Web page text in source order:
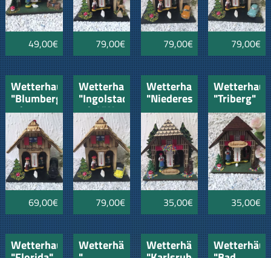
49,00€ 79,00€ 79,00€ 79,00€
Wetterhaus
"Blumberg"
mit
Dampflok
69,00€
Wetterhaus
"Ingolstadt"
mit VW
Käfer
gelb-
schwarz
79,00€
Wetterhaus
"Niedereschach"
35,00€
Wetterhaus
"Triberg"
35,00€
Wetterhaus Wetterhäusle Wetterhäusle